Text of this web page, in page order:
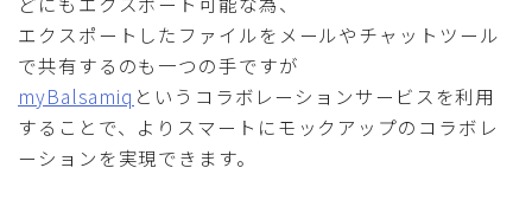
エクスポートしたファイルをメールやチャットツール
で共有するのも一つの手ですが
myBalsamiq というコラボレーションサービスを利用
することで、よりスマートにモックアップのコラボレ
ーションを実現できます。